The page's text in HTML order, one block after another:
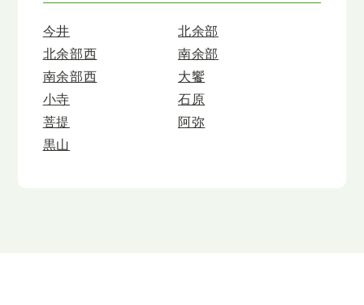
今井
北余部
北余部西
南余部
南余部西
大饗
小寺
石原
菩提
阿弥
黒山